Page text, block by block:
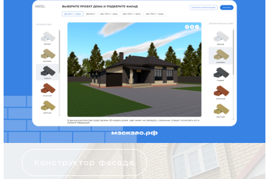
ИНДИВИДУАЛЬНОЕ
ЖИЛИЩНОЕ
СТРОИТЕЛЬСТВО
Подробнее об ИЖС
Конструктор фасада